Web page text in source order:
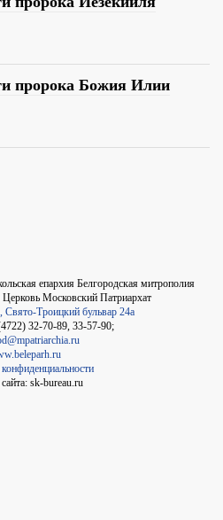
пророка Божия Илии
епархия Белгородская митрополия
Московский Патриархат
Свято-Троицкий бульвар 24а
32-70-89, 33-57-90;
sk-bureau.ru